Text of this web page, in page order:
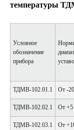
температуры
Условное
обозначение
прибора
ТДМВ-102.01.1 От -
ТДМВ-102.02.1 От +5
ТДМВ-102.03.1 От